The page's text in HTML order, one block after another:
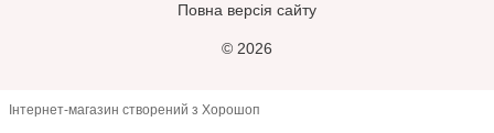
Повна версія сайту
© 2026
Інтернет-магазин створений з Хорошоп